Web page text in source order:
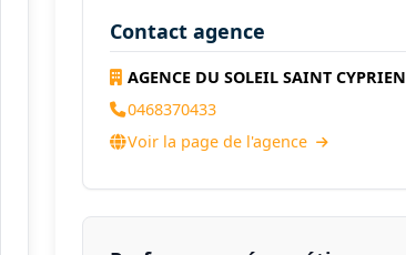
Contact agence
AGENCE DU SOLEIL SAINT CYPRIEN
0468370433
Voir la page de l'agence